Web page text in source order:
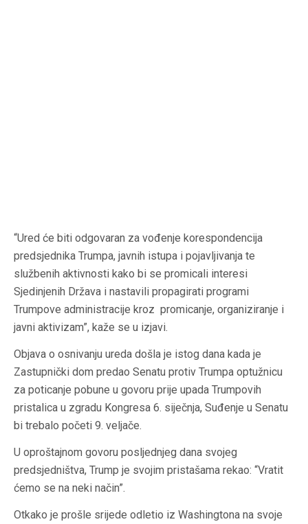
“Ured će biti odgovaran za vođenje korespondencija
predsjednika Trumpa, javnih istupa i pojavljivanja te
službenih aktivnosti kako bi se promicali interesi
Sjedinjenih Država i nastavili propagirati programi
Trumpove administracije kroz promicanje, organiziranje i
javni aktivizam”, kaže se u izjavi.
Objava o osnivanju ureda došla je istog dana kada je
Zastupnički dom predao Senatu protiv Trumpa optužnicu
za poticanje pobune u govoru prije upada Trumpovih
pristalica u zgradu Kongresa 6. siječnja, Suđenje u Senatu
bi trebalo početi 9. veljače.
U oproštajnom govoru posljednjeg dana svojeg
predsjedništva, Trump je svojim pristašama rekao: “Vratit
ćemo se na neki način”.
Otkako je prošle srijede odletio iz Washingtona na svoje